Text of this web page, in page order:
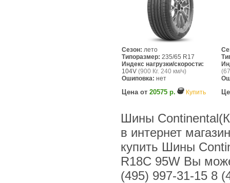
Сезон: лето
Типоразмер: 235/65 R17
Индекс нагрузки/скорости:
104V (900 Кг. 240 км/ч)
Ошиповка: нет
Цена от 20575 р. Купить
Шины
в интернет
купить Шины
R18C 95W Вы
(495) 997-31-15 8